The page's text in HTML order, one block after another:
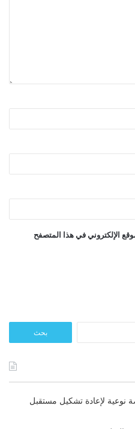
الإلكتروني في هذا المتصفح
عن:
نوعية لإعادة تشكيل مستقبل